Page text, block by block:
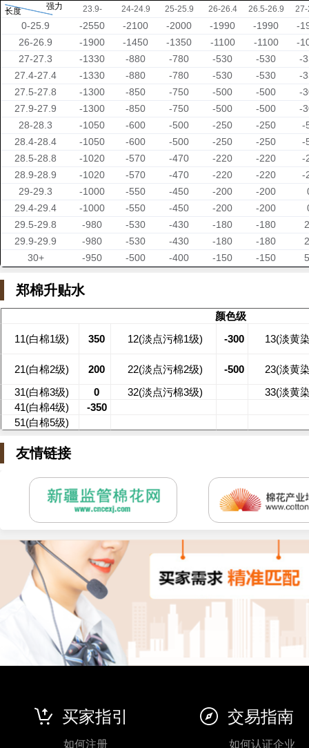
23.9- 24-24.9 25-25.9 26-26.4 26.5-26.9 27-
-2550 -2100 -2000 -1990 -1990
-
-1900
-1450 -1350 -1100 -1100
-
-1330
-880 -780 -530 -530
-
-1330
-880 -780 -530 -530
-
-1300
-850 -750 -500 -500
-
-1300
-850 -750 -500 -500
-
-1050
-600 -500 -250 -250
-
-1050
-600 -500 -250 -250
-
-1020
-570 -470 -220 -220
-
-1020
-570 -470 -220 -220
-
-1000
-550 -450 -200 -200
-1000
-550 -450 -200 -200
-980
-530 -430 -180 -180
-980
-530 -430 -180 -180
-950
-500 -400 -150 -150
长度 强力
0-25.9
26-26.9
27-27.3
27.4-27.4
27.5-27.8
27.9-27.9
28-28.3
28.4-28.4
28.5-28.8
28.9-28.9
29-29.3
29.4-29.4
29.5-29.8
29.9-29.9
30+
郑棉升贴水
颜色级
11(白棉1级)
350 12(淡点污棉1级) -300 13(淡黄
21(白棉2级) 200 22(淡点污棉2级) -500
23(淡黄
31(白棉3级)
0 32(淡点污棉3级)
33(淡黄
41(白棉4级)
-350
51(白棉5级)
友情链接
买家指引
如何注册
交易指南
如何认证企业